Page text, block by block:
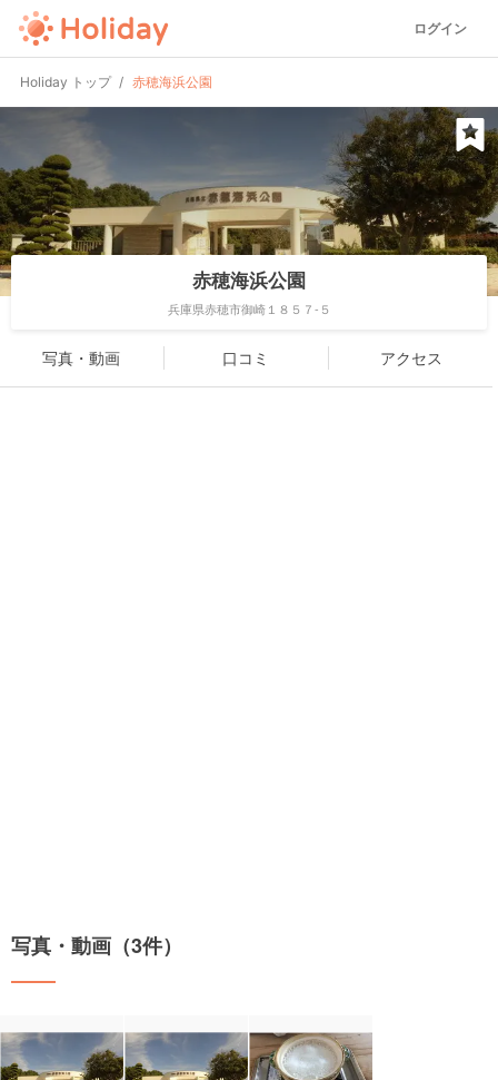
ログイン
Holiday トップ 赤穂海浜公園
赤穂海浜公園
兵庫県赤穂市御崎１８５７-５
写真・動画 口コミ アクセス
写真・動画（3件）